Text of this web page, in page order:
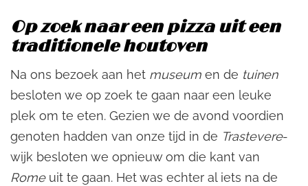
Op zoek naar een pizza uit een
traditionele houtoven
Na ons bezoek aan het museum en de tuinen
besloten we op zoek te gaan naar een leuke
plek om te eten. Gezien we de avond voordien
genoten hadden van onze tijd in de Trastevere-
wijk besloten we opnieuw om die kant van
Romeuit te gaan. Het was echter al iets na de